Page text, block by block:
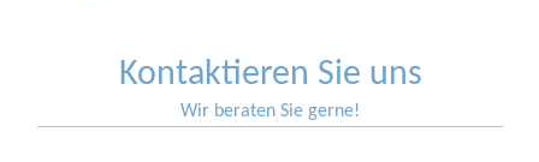
Kontaktieren Sie uns
Wir beraten Sie gerne!